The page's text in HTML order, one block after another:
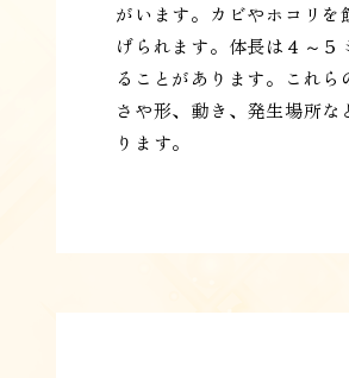
がいます。カビやホコリ
げられます。体長は４～
ることがあります。これ
さや形、動き、発生場所
ります。